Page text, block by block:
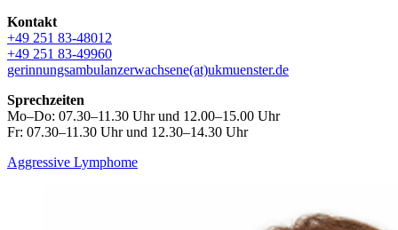
Kontakt
+49 251 83-48012
+49 251 83-49960
gerinnungsambulanzerwachsene(at)ukmuenster.de
Sprechzeiten
Mo–Do: 07.30–11.30 Uhr und 12.00–15.00 Uhr
Fr: 07.30–11.30 Uhr und 12.30–14.30 Uhr
Aggressive Lymphome